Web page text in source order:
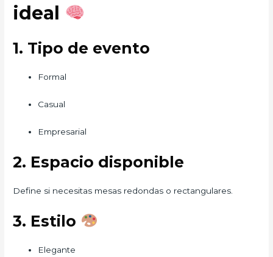
ideal
1. Tipo de evento
Formal
Casual
Empresarial
2. Espacio disponible
Define si necesitas mesas redondas o rectangulares.
3. Estilo
Elegante